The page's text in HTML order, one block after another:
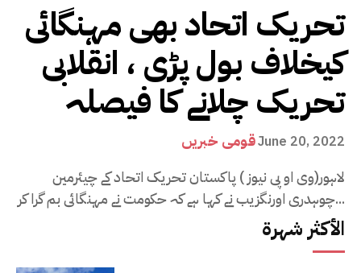
تحریک اتحاد بھی مہنگائی
کیخلاف بول پڑی ، انقلابی
تحریک چلانے کا فیصلہ
قومی خبریںJune 20, 2022
لاہور(وی او پی نیوز ) پاکستان تحریک اتحاد کے چیئرمین
چوہدری اورنگزیب نے کہا ہے کہ حکومت نے مہنگائی بم گرا کر...
الأكثر شهرة